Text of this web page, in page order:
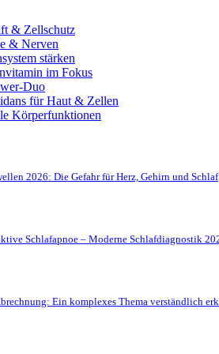
& Zellschutz
& Nerven
stärken
im Fokus
Duo
für Haut & Zellen
Körperfunktionen
2026: Die Gefahr für Herz, Gehirn und Schlaf
Schlafapnoe – Moderne Schlafdiagnostik
Ein komplexes Thema verständlich